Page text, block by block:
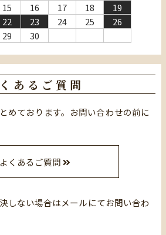
15 16 17 18
19
22 23 24 25
26
29 30
あるご質問
めております。お問い合わせの前に
よくあるご質問
しない場合はメールにてお問い合わ